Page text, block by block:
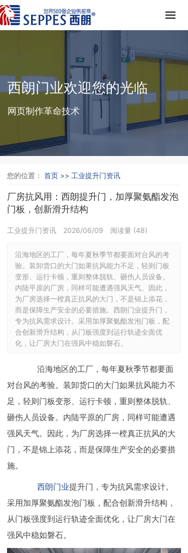
西朗门业欢迎您的光临
网页制作革命技术
您的位置： 首页 >> 工业提升门资讯
厂房抗风用：西朗提升门，加厚聚氨酯发泡
门板，创新滑升结构
工业提升门资讯 2026/06/09 阅读量 (48)
沿海地区的工厂，每年夏秋季节都要面对台风的考
验。装卸货口的大门如果抗风能力不足，轻则门板
变形、运行卡顿，重则整体脱轨、砸伤人员设备。
内陆平原的厂房，同样可能遭遇强风天气。因此，
为厂房选择一樘真正抗风的大门，不是锦上添花，
而是保障生产安全的必要措施。西朗门业提升门，
专为抗风需求设计。采用加厚聚氨酯发泡门板，配
合创新滑升结构，从门板强度到运行轨迹全面优
化，让厂房大门在强风中稳如磐石。
沿海地区的工厂，每年夏秋季节都要面
对台风的考验。装卸货口的大门如果抗风能力不
足，轻则门板变形、运行卡顿，重则整体脱轨、
砸伤人员设备。内陆平原的厂房，同样可能遭遇
强风天气。因此，为厂房选择一樘真正抗风的大
门，不是锦上添花，而是保障生产安全的必要措
施。
西朗门业提升门，专为抗风需求设计。
采用加厚聚氨酯发泡门板，配合创新滑升结构，
从门板强度到运行轨迹全面优化，让厂房大门在
强风中稳如磐石。